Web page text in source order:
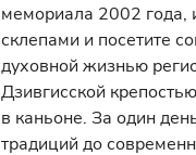
мемориала 2002 года,
склепами и посетите
духовной жизнью
Дзивгисской
в каньоне. За один
традиций до